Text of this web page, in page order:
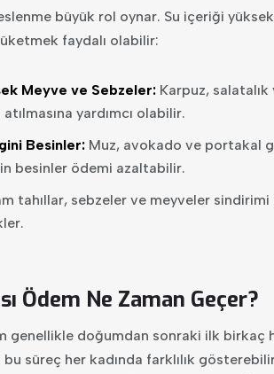
büyük rol oynar. Su içeriği
faydalı olabilir:
Meyve ve Sebzeler:Karpuz,
yardımcı olabilir.
Besinler:Muz, avokado ve portakal
besinler ödemi azaltabilir.
tahıllar, sebzeler ve meyveler sindirimi
Ödem Ne Zaman Geçer?
genellikle doğumdan sonraki ilk birkaç
süreç her kadında farklılık